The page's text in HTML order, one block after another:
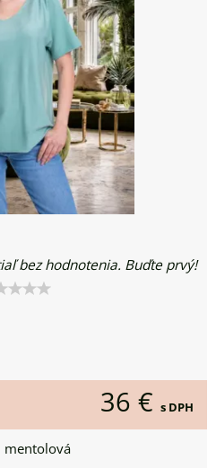
bez hodnotenia. Buďte prvý!
36 € s DPH
mentolová